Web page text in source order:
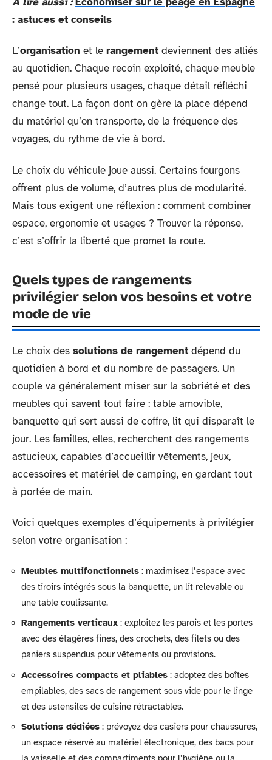
: astuces et conseils
L’organisation et le rangement deviennent des alliés
au quotidien. Chaque recoin exploité, chaque meuble
pensé pour plusieurs usages, chaque détail réfléchi
change tout. La façon dont on gère la place dépend
du matériel qu’on transporte, de la fréquence des
voyages, du rythme de vie à bord.
Le choix du véhicule joue aussi. Certains fourgons
offrent plus de volume, d’autres plus de modularité.
Mais tous exigent une réflexion : comment combiner
espace, ergonomie et usages ? Trouver la réponse,
c’est s’offrir la liberté que promet la route.
Quels types de rangements
privilégier selon vos besoins et votre
mode de vie
Le choix des solutions de rangement dépend du
quotidien à bord et du nombre de passagers. Un
couple va généralement miser sur la sobriété et des
meubles qui savent tout faire : table amovible,
banquette qui sert aussi de coffre, lit qui disparaît le
jour. Les familles, elles, recherchent des rangements
astucieux, capables d’accueillir vêtements, jeux,
accessoires et matériel de camping, en gardant tout
à portée de main.
Voici quelques exemples d’équipements à privilégier
selon votre organisation :
Meubles multifonctionnels : maximisez l’espace avec
des tiroirs intégrés sous la banquette, un lit relevable ou
une table coulissante.
Rangements verticaux : exploitez les parois et les portes
avec des étagères fines, des crochets, des filets ou des
paniers suspendus pour vêtements ou provisions.
Accessoires compacts et pliables : adoptez des boîtes
empilables, des sacs de rangement sous vide pour le linge
et des ustensiles de cuisine rétractables.
Solutions dédiées : prévoyez des casiers pour chaussures,
un espace réservé au matériel électronique, des bacs pour